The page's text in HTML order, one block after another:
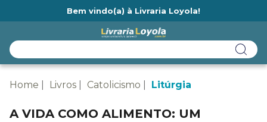
Bem vindo(a) à Livraria Loyola!
Home Livros Catolicismo Litúrgia
A VIDA COMO ALIMENTO: UM